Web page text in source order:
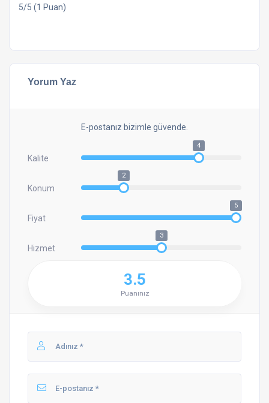
5/5 (1 Puan)
Yorum Yaz
E-postanız bizimle güvende.
Kalite
4
Konum
2
Fiyat
5
Hizmet
3
3.5
Puanınız